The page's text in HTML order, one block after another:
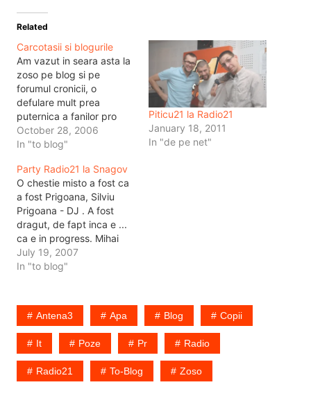
Related
Carcotasii si blogurile
Am vazut in seara asta la
zoso pe blog si pe
forumul cronicii, o
defulare mult prea
puternica a fanilor pro
carcotasi si a bloggerilor.
Chestie care mi se pare
de copii mici care se
agita, si care vor sa zica
ca vai, eu este…
October 28, 2006
In "to blog"
Piticu21 la Radio21
January 18, 2011
In "de pe net"
Party Radio21 la Snagov
O chestie misto a fost ca
a fost Prigoana, Silviu
Prigoana - DJ . A fost
dragut, de fapt inca e ...
ca e in progress. Mihai
Morar un scump si
jumatate, Daniel
multi ziaristi. Ah ... ca tot
vorbim…
July 19, 2007
In "to blog"
Antena3 Apa Blog Copii
It Poze Pr Radio
Radio21 To-Blog Zoso